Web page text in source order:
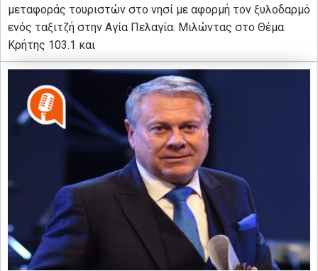
μεταφοράς τουριστών στο νησί με αφορμή τον ξυλοδαρμό
ενός ταξιτζή στην Αγία Πελαγία. Μιλώντας στο Θέμα
Κρήτης 103.1 και